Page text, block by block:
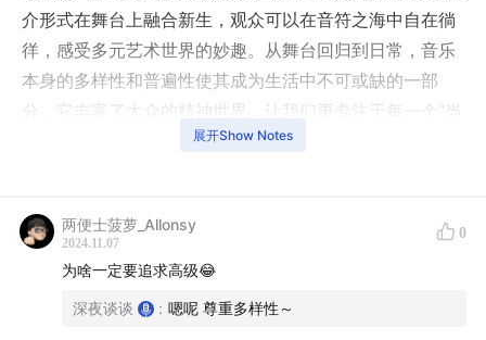
介形式在舞台上融合新生，观众可以在音符之海中自在徜
徉，感受多元艺术世界的妙趣。从舞台回归到日常，音乐
本身的多样性和普遍性使其成为生活中不可或缺的一部
分，它丰富了大众的精神世界，让我们更专注于每一个“当
下”。而对于音乐人来说，音乐创作则是一个涉及多个步骤
本期淮海333，我们特邀Siren's Lighthouse 乐队主唱谈
鑫、鸭打鹅乐队主唱韩涵以及音乐制作人、歌手、DJ、艺
术家高嘉丰，他们将和主播菠萝一起，除了围绕音乐人自
展开Show Notes
两便士菠萝_Allonsy
2024.11.07
0
为啥一定要追求高级😂
深夜谈谈 : 嗯呢 尊重多样性～